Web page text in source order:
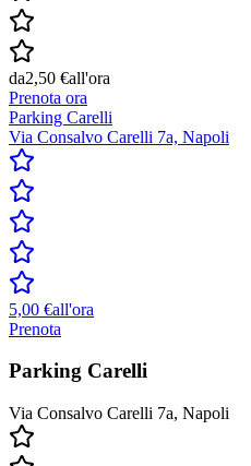
da2,50 €all'ora
Prenota ora
Parking Carelli
Via Consalvo Carelli 7a, Napoli
5,00 €all'ora
Prenota
Parking Carelli
Via Consalvo Carelli 7a, Napoli